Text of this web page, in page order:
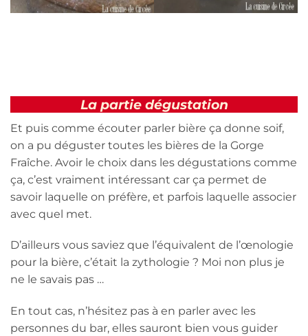
La partie dégustation
Et puis comme écouter parler bière ça donne soif,
on a pu déguster toutes les bières de la Gorge
Fraîche. Avoir le choix dans les dégustations comme
ça, c’est vraiment intéressant car ça permet de
savoir laquelle on préfère, et parfois laquelle associer
avec quel met.
D’ailleurs vous saviez que l’équivalent de l’œnologie
pour la bière, c’était la zythologie ? Moi non plus je
ne le savais pas …
En tout cas, n’hésitez pas à en parler avec les
personnes du bar, elles sauront bien vous guider